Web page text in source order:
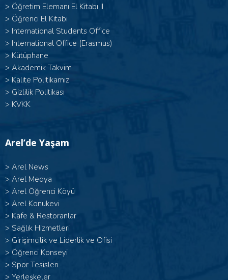
> Öğretim Elemanı El Kitabı II
> Öğrenci El Kitabı
> International Students Office
> International Office (Erasmus)
> Kütüphane
> Akademik Takvim
> Kalite Politikamız
> Gizlilik Politikası
> KVKK
Arel’de Yaşam
> Arel News
> Arel Medya
> Arel Öğrenci Köyü
> Arel Konukevi
> Kafe & Restoranlar
> Sağlık Hizmetleri
> Girişimcilik ve Liderlik ve Ofisi
> Öğrenci Konseyi
> Spor Tesisleri
> Yerleşkeler